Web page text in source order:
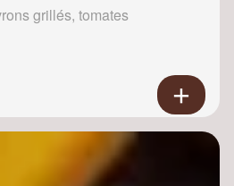
grillés, tomates